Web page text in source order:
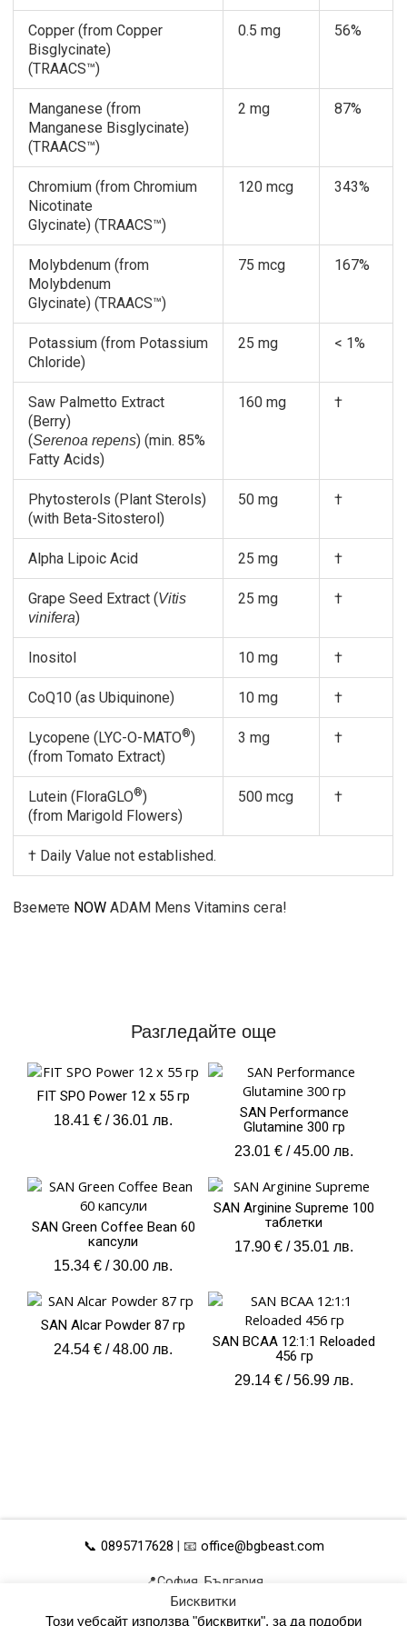
† Daily Value not established.
Copper (from Copper
Bisglycinate)
(TRAACS™)
0.5 mg 56%
Manganese (from
Manganese Bisglycinate)
(TRAACS™)
2 mg 87%
Chromium (from Chromium
Nicotinate
Glycinate) (TRAACS™)
120 mcg 343%
Molybdenum (from
Molybdenum
Glycinate) (TRAACS™)
75 mcg 167%
Potassium (from Potassium
Chloride)
25 mg < 1%
Saw Palmetto Extract
(Berry)
(Serenoa repens) (min. 85%
Fatty Acids)
160 mg †
Phytosterols (Plant Sterols)
(with Beta-Sitosterol)
50 mg †
Alpha Lipoic Acid 25 mg †
Grape Seed Extract (Vitis
vinifera)
25 mg †
Inositol 10 mg †
CoQ10 (as Ubiquinone) 10 mg †
Lycopene (LYC-O-MATO®)
(from Tomato Extract)
3 mg †
Lutein (FloraGLO®)
(from Marigold Flowers)
500 mcg †
Вземете NOW ADAM Mens Vitamins сега!
Разгледайте още
FIT SPO Рower 12 x 55 гр
18.41 € / 36.01 лв.
SAN Performance
Glutamine 300 гр
23.01 € / 45.00 лв.
SAN Green Coffee Bean 60
капсули
15.34 € / 30.00 лв.
SAN Arginine Supreme 100
таблетки
17.90 € / 35.01 лв.
SAN Alcar Powder 87 гр
24.54 € / 48.00 лв.
SAN BCAA 12:1:1 Reloaded
456 гр
29.14 € / 56.99 лв.
📞 0895717628 | 📧 office@bgbeast.com
📍София, България
ОБЩИ УСЛОВИЯ УПРАВЛЕНИЕ НА ДАННИ
Бисквитки
Този уебсайт използва "бисквитки", за да подобри